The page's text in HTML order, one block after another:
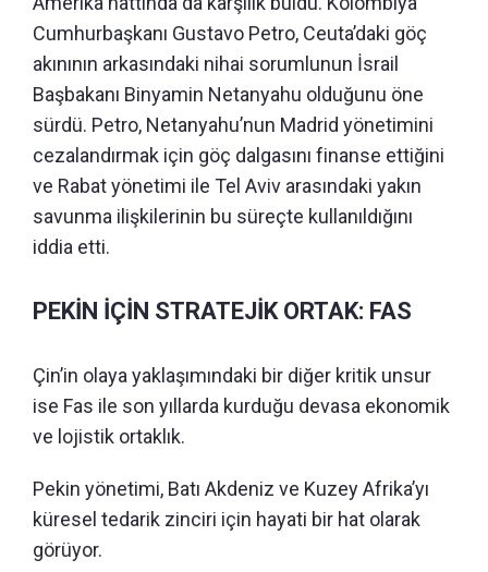
Cumhurbaşkanı Gustavo Petro, Ceuta’daki göç
akınının arkasındaki nihai sorumlunun İsrail
Başbakanı Binyamin Netanyahu olduğunu öne
sürdü. Petro, Netanyahu’nun Madrid yönetimini
cezalandırmak için göç dalgasını finanse ettiğini
ve Rabat yönetimi ile Tel Aviv arasındaki yakın
savunma ilişkilerinin bu süreçte kullanıldığını
iddia etti.
PEKİN İÇİN STRATEJİK ORTAK: FAS
Çin’in olaya yaklaşımındaki bir diğer kritik unsur
ise Fas ile son yıllarda kurduğu devasa ekonomik
ve lojistik ortaklık.
Pekin yönetimi, Batı Akdeniz ve Kuzey Afrika’yı
küresel tedarik zinciri için hayati bir hat olarak
görüyor.